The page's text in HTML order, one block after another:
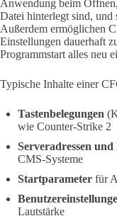
Anwendung beim
Datei hinterlegt sind, und
Außerdem ermöglichen
Einstellungen dauerhaft
Programmstart alles neu
Typische Inhalte einer
Tastenbelegungen
wie Counter-Strike 2
Serveradressen
CMS-Systeme
Startparameter für
Lautstärke